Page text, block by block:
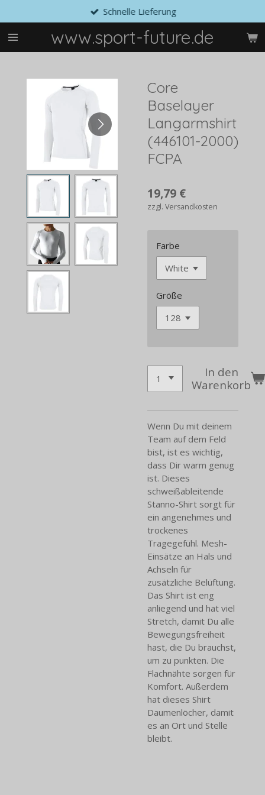
Hauptinhalt
springen
www.sport-future.de
Schnelle Lieferung
Core
Baselayer
Langarmshirt
(446101-2000)
FCPA
19,79 €
zzgl. Versandkosten
Farbe
Größe
In den
Warenkorb
Wenn Du mit deinem
Team auf dem Feld
bist, ist es wichtig,
dass Dir warm genug
ist. Dieses
schweißableitende
Stanno-Shirt sorgt für
ein angenehmes und
trockenes
Tragegefühl. Mesh-
Einsätze an Hals und
Achseln für
zusätzliche Belüftung.
Das Shirt ist eng
anliegend und hat viel
Stretch, damit Du alle
Bewegungsfreiheit
hast, die Du brauchst,
um zu punkten. Die
Flachnähte sorgen für
Komfort. Außerdem
hat dieses Shirt
Daumenlöcher, damit
es an Ort und Stelle
bleibt.